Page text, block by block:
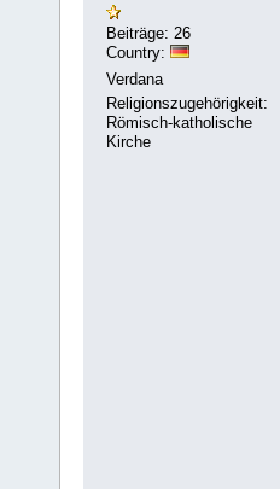
Beiträge: 26
Country:
Verdana
Religionszugehörigkeit:
Römisch-katholische
Kirche